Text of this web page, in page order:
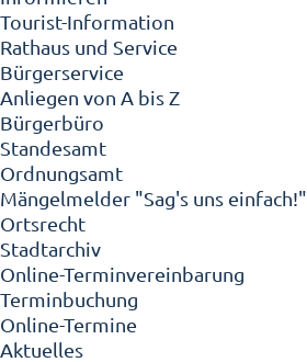
Tourist-Information
Rathaus und Service
Bürgerservice
Anliegen von A bis Z
Bürgerbüro
Standesamt
Ordnungsamt
Mängelmelder "Sag's uns einfach!"
Ortsrecht
Stadtarchiv
Online-Terminvereinbarung
Terminbuchung
Online-Termine
Aktuelles